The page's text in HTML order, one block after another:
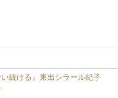
い続ける』東出シラール紀子